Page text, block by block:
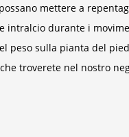
mettere a
intralcio durante i
peso sulla pianta del
troverete nel nostro